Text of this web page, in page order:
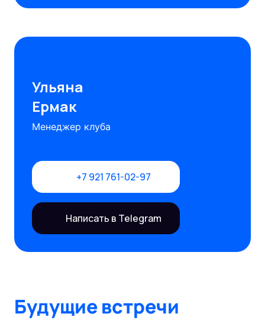
Ульяна
Ермак
Менеджер клуба
+7 921 761-02-97
Написать в Telegram
Будущие встречи